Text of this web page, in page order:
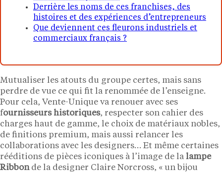
Derrière les noms de ces franchises, des
histoires et des expériences d’entrepreneurs
Que deviennent ces fleurons industriels et
commerciaux français ?
Mutualiser les atouts du groupe certes, mais sans
perdre de vue ce qui fit la renommée de l’enseigne.
Pour cela, Vente-Unique va renouer avec ses
fournisseurs historiques, respecter son cahier des
charges haut de gamme, le choix de matériaux nobles,
de finitions premium, mais aussi relancer les
collaborations avec les designers… Et même certaines
rééditions de pièces iconiques à l’image de la lampe
Ribbonde la designer Claire Norcross, « un bijou